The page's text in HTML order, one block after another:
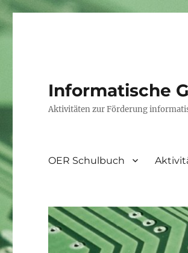
Informatische
Aktivitäten zur Förderung
OER Schulbuch